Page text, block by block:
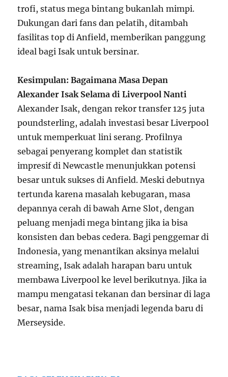
trofi, status mega bintang bukanlah mimpi.
Dukungan dari fans dan pelatih, ditambah
fasilitas top di Anfield, memberikan panggung
ideal bagi Isak untuk bersinar.
Kesimpulan: Bagaimana Masa Depan
Alexander Isak Selama di Liverpool Nanti
Alexander Isak, dengan rekor transfer 125 juta
poundsterling, adalah investasi besar Liverpool
untuk memperkuat lini serang. Profilnya
sebagai penyerang komplet dan statistik
impresif di Newcastle menunjukkan potensi
besar untuk sukses di Anfield. Meski debutnya
tertunda karena masalah kebugaran, masa
depannya cerah di bawah Arne Slot, dengan
peluang menjadi mega bintang jika ia bisa
konsisten dan bebas cedera. Bagi penggemar di
Indonesia, yang menantikan aksinya melalui
streaming, Isak adalah harapan baru untuk
membawa Liverpool ke level berikutnya. Jika ia
mampu mengatasi tekanan dan bersinar di laga
besar, nama Isak bisa menjadi legenda baru di
Merseyside.